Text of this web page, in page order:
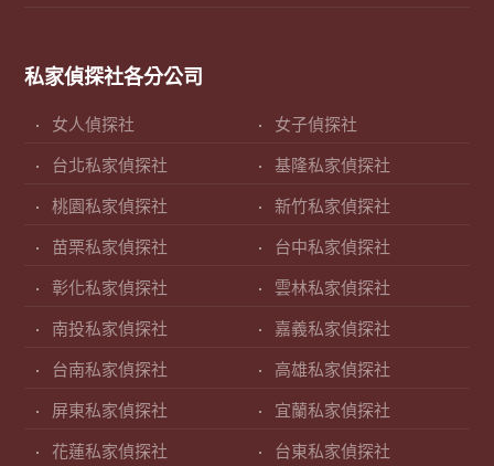
私家偵探社各分公司
女人偵探社 女子偵探社
台北私家偵探社 基隆私家偵探社
桃園私家偵探社 新竹私家偵探社
苗栗私家偵探社 台中私家偵探社
彰化私家偵探社 雲林私家偵探社
南投私家偵探社 嘉義私家偵探社
台南私家偵探社 高雄私家偵探社
屏東私家偵探社 宜蘭私家偵探社
花蓮私家偵探社 台東私家偵探社